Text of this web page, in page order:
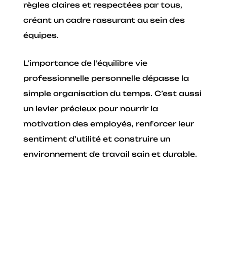
règles claires et respectées par tous,
créant un cadre rassurant au sein des
équipes.
L’importance de l’équilibre vie
professionnelle personnelle dépasse la
simple organisation du temps. C’est aussi
un levier précieux pour nourrir la
motivation des employés, renforcer leur
sentiment d’utilité et construire un
environnement de travail sain et durable.